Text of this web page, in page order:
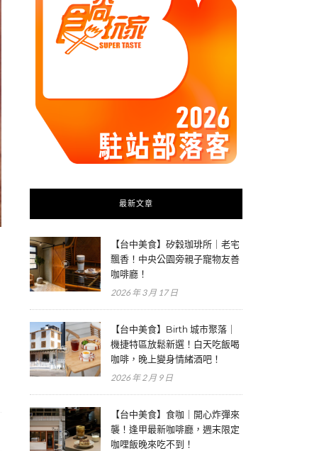
最新文章
【台中美食】矽穀珈琲所｜老宅
飄香！中央公園旁親子寵物友善
咖啡廳！
2026 年 3 月 17 日
【台中美食】Birth 城市聚落｜
機捷特區放鬆新選！白天吃飯喝
咖啡，晚上變身情緒酒吧！
2026 年 2 月 9 日
【台中美食】食咖｜開心炸彈來
襲！逢甲最新咖啡廳，週末限定
咖哩飯晚來吃不到！